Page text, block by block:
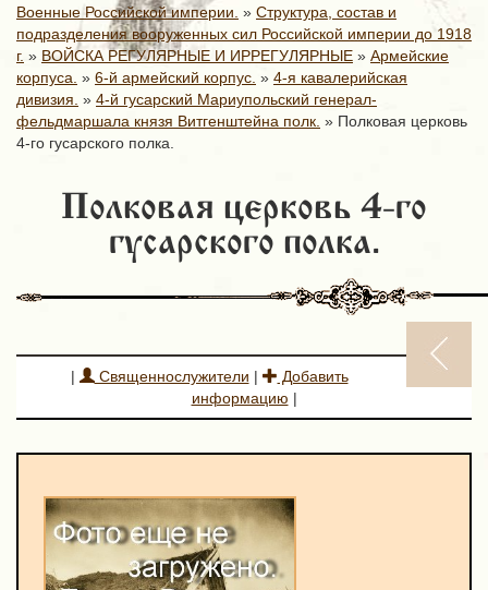
Военные Российской империи. » Структура, состав и
подразделения вооруженных сил Российской империи до 1918
г. » ВОЙСКА РЕГУЛЯРНЫЕ И ИРРЕГУЛЯРНЫЕ » Армейские
корпуса. » 6-й армейский корпус. » 4-я кавалерийская
дивизия. » 4-й гусарский Мариупольский генерал-
фельдмаршала князя Витгенштейна полк. » Полковая церковь
4-го гусарского полка.
Полковая церковь 4-го
гусарского полка.
| Священнослужители |
Добавить
информацию |